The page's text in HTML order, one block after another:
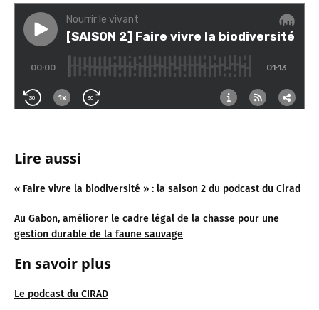
Lire aussi
« Faire vivre la biodiversité » : la saison 2 du podcast du Cirad
Au Gabon, améliorer le cadre légal de la chasse pour une
gestion durable de la faune sauvage
En savoir plus
Le podcast du CIRAD